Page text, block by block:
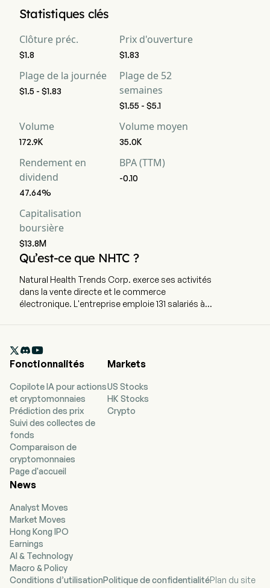
Statistiques clés
Clôture préc.
$1.8
Prix d'ouverture
$1.83
Plage de la journée
$1.5 - $1.83
Plage de 52
semaines
$1.55 - $5.1
Volume
172.9K
Volume moyen
35.0K
Rendement en
dividend
47.64%
BPA (TTM)
-0.10
Capitalisation
boursière
$13.8M
Qu’est-ce que NHTC ?
Natural Health Trends Corp. exerce ses activités
dans la vente directe et le commerce
électronique. L'entreprise emploie 131 salariés à
produits pour la vie quotidienne, produits pour la
maison et produits d'entretien personnel. Les
compléments alimentaires et nutritionnels, des
vitamines et des minéraux. Les produits à base
de plantes comprennent des compléments à
base de plantes. Les produits de beauté
comprennent des soins du visage ainsi que des
soins des mains et du corps. Les produits pour
la vie quotidienne comprennent des
compléments alimentaires et des gels topiques.
Les produits pour la maison comprennent des
purificateurs d'air et autres. Les produits
d'entretien personnel comprennent des
produits d'hygiène bucco-dentaire, des produits
de soins capillaires et des produits d'hygiène
corporelle.

Fonctionnalités
Copilote IA pour actions
et cryptomonnaies
Prédiction des prix
Suivi des collectes de
fonds
Comparaison de
cryptomonnaies
Page d'accueil
Markets
US Stocks
HK Stocks
Crypto
News
Analyst Moves
Market Moves
Hong Kong IPO
Earnings
AI & Technology
Macro & Policy
Conditions d’utilisationPolitique de confidentialitéPlan du site